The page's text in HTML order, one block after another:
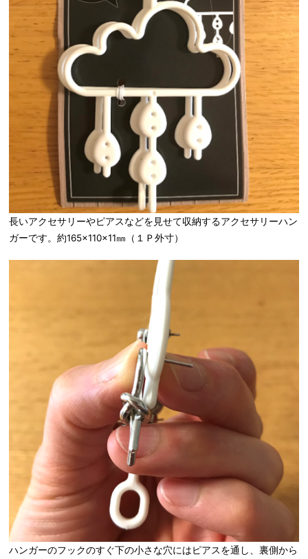
長いアクセサリーやピアスなどを見せて収納するアクセサリーハン
ガーです。約165×110×11㎜（１Ｐ外寸）
ハンガーのフックのすぐ下の小さな穴にはピアスを通し、裏側から